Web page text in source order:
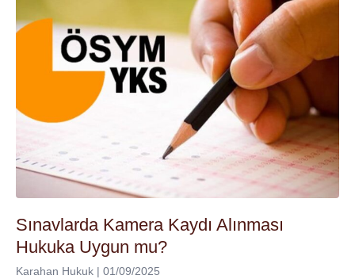
Sınavlarda Kamera Kaydı Alınması
Hukuka Uygun mu?
Karahan Hukuk 01/09/2025